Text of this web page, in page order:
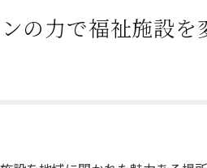
の力で福祉施設を